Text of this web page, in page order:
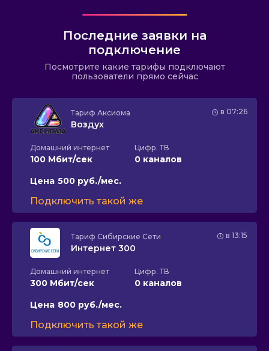
Последние заявки на
подключение
Посмотрите какие тарифы подключают
пользователи прямо сейчас
в 07:26
Тариф Аксиома
Воздух
Домашний интернет
100 Мбит/сек
Цифр. ТВ
0 каналов
Цена 500 руб./мес.
Подключить такой же
в 13:15
Тариф Сибирские Сети
Интернет 300
Домашний интернет
300 Мбит/сек
Цифр. ТВ
0 каналов
Цена 800 руб./мес.
Подключить такой же